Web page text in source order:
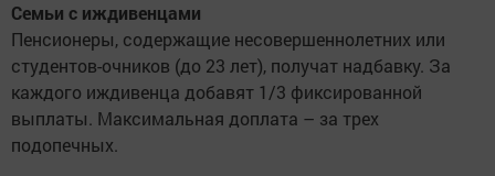
Семьи с иждивенцами
Пенсионеры, содержащие несовершеннолетних или
студентов-очников (до 23 лет), получат надбавку. За
каждого иждивенца добавят 1/3 фиксированной
выплаты. Максимальная доплата – за трех
подопечных.